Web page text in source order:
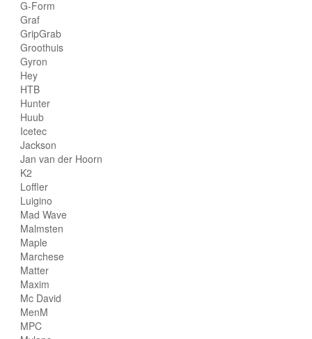
G-Form
Graf
GripGrab
Groothuis
Gyron
Hey
HTB
Hunter
Huub
Icetec
Jackson
Jan van der Hoorn
K2
Loffler
Luigino
Mad Wave
Malmsten
Maple
Marchese
Matter
Maxim
Mc David
MenM
MPC